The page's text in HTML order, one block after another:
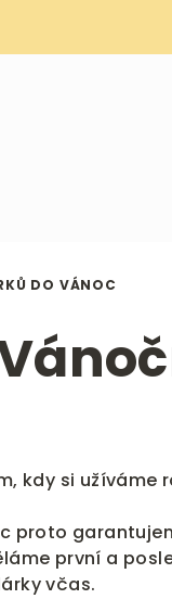
DO VÁNOC
kdy si
proto
první a
včas.